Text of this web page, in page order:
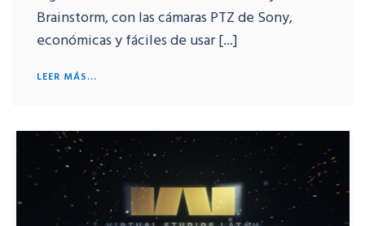
Brainstorm, con las cámaras PTZ de Sony,
económicas y fáciles de usar [...]
LEER MÁS...